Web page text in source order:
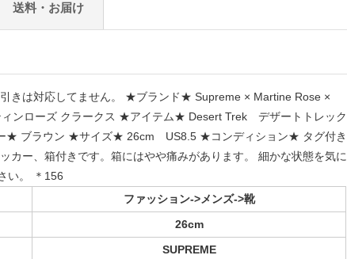
送料・お届け
きは対応してません。 ★ブランド★ Supreme × Martine Rose ×
ィンローズ クラークス ★アイテム★ Desert Trek デザートトレック
★ ブラウン ★サイズ★ 26cm US8.5 ★コンディション★ タグ付き
カー、箱付きです。箱にはやや痛みがあります。 細かな状態を気に
い。 ＊156
ファッション->メンズ->靴
26cm
SUPREME